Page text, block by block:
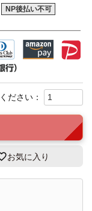
NP後払い不可
お気に入り